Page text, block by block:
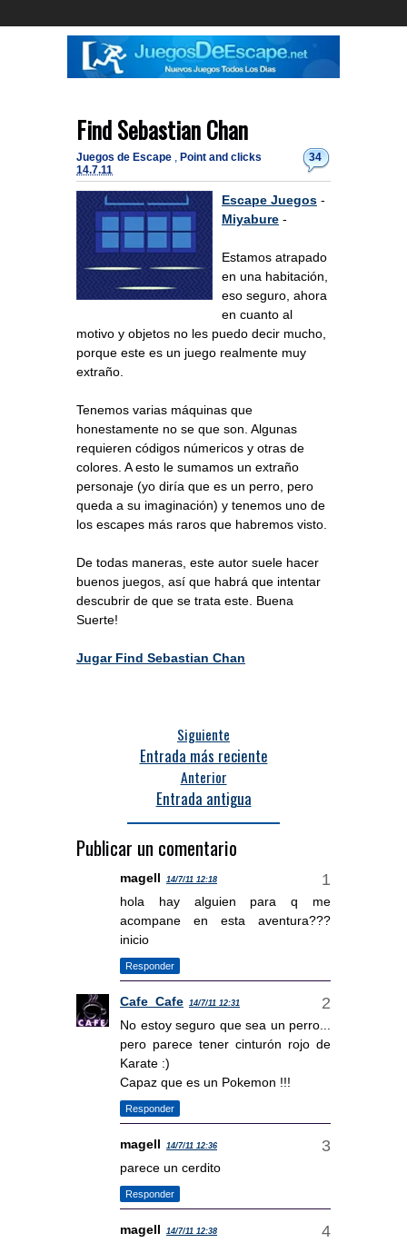
Find Sebastian Chan
34
Juegos de Escape , Point and clicks
14.7.11
Escape Juegos -
Miyabure -
Estamos atrapado
en una habitación,
eso seguro, ahora
en cuanto al
motivo y objetos no les puedo decir mucho,
porque este es un juego realmente muy
extraño.
Tenemos varias máquinas que
honestamente no se que son. Algunas
requieren códigos númericos y otras de
colores. A esto le sumamos un extraño
personaje (yo diría que es un perro, pero
queda a su imaginación) y tenemos uno de
los escapes más raros que habremos visto.
De todas maneras, este autor suele hacer
buenos juegos, así que habrá que intentar
descubrir de que se trata este. Buena
Suerte!
Jugar Find Sebastian Chan
Siguiente
Entrada más reciente
Anterior
Entrada antigua
Publicar un comentario
magell 14/7/11 12:18
hola hay alguien para q me
acompane en esta aventura???
inicio
Responder
Cafe_Cafe 14/7/11 12:31
No estoy seguro que sea un perro...
pero parece tener cinturón rojo de
Karate :)
Capaz que es un Pokemon !!!
Responder
magell 14/7/11 12:36
parece un cerdito
Responder
magell 14/7/11 12:38